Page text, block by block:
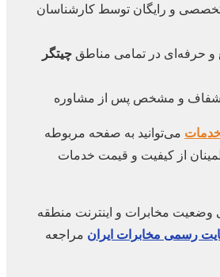
و رایگان توسط کارشناسان
حرفه‌ای در تمامی مناطقچیتگر
و مشخص پس از مشاوره
می‌توانید به صفحه مربوطه
از کیفیت و قیمت خدمات
مخابرات و اینترنت منطقه
رسمی مخابرات ایرانمراجعه